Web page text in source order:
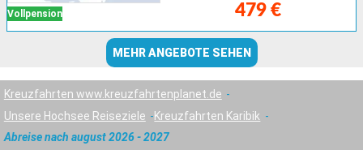
Vollpension 479 €
MEHR ANGEBOTE SEHEN
Kreuzfahrten www.kreuzfahrtenplanet.de
Unsere Hochsee Reiseziele
Kreuzfahrten Karibik
Abreise nach august 2026 - 2027